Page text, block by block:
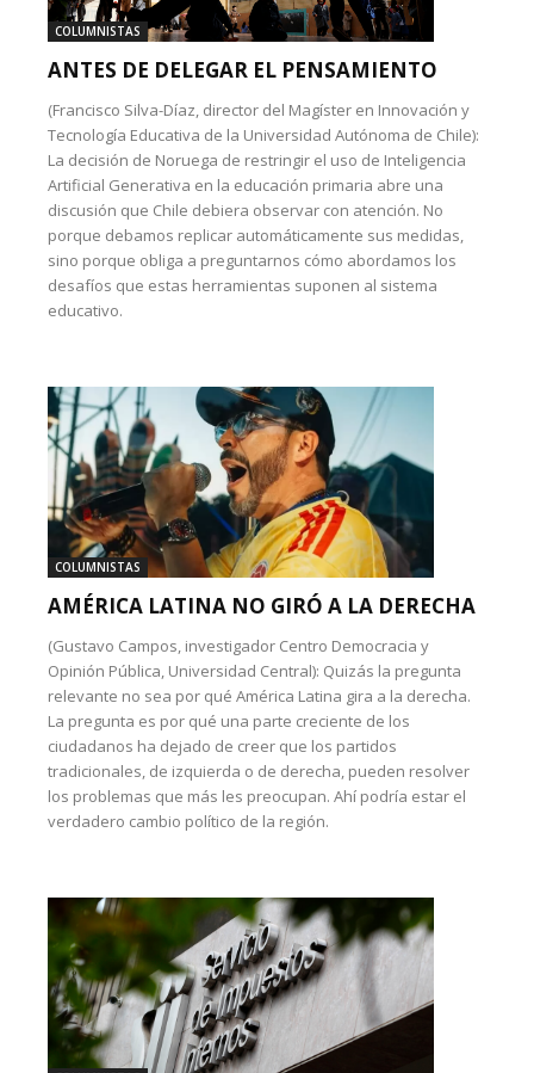
COLUMNISTAS
ANTES DE DELEGAR EL PENSAMIENTO
(Francisco Silva-Díaz, director del Magíster en Innovación y
Tecnología Educativa de la Universidad Autónoma de Chile):
La decisión de Noruega de restringir el uso de Inteligencia
Artificial Generativa en la educación primaria abre una
discusión que Chile debiera observar con atención. No
porque debamos replicar automáticamente sus medidas,
sino porque obliga a preguntarnos cómo abordamos los
desafíos que estas herramientas suponen al sistema
educativo.
COLUMNISTAS
AMÉRICA LATINA NO GIRÓ A LA DERECHA
(Gustavo Campos, investigador Centro Democracia y
Opinión Pública, Universidad Central): Quizás la pregunta
relevante no sea por qué América Latina gira a la derecha.
La pregunta es por qué una parte creciente de los
ciudadanos ha dejado de creer que los partidos
tradicionales, de izquierda o de derecha, pueden resolver
los problemas que más les preocupan. Ahí podría estar el
verdadero cambio político de la región.